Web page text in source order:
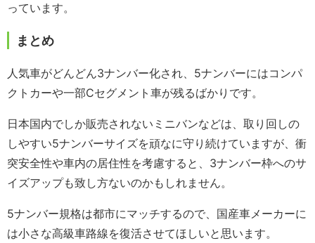
っています。
まとめ
人気車がどんどん3ナンバー化され、5ナンバーにはコンパ
クトカーや一部Cセグメント車が残るばかりです。
日本国内でしか販売されないミニバンなどは、取り回しの
しやすい5ナンバーサイズを頑なに守り続けていますが、衝
突安全性や車内の居住性を考慮すると、3ナンバー枠へのサ
イズアップも致し方ないのかもしれません。
5ナンバー規格は都市にマッチするので、国産車メーカーに
は小さな高級車路線を復活させてほしいと思います。